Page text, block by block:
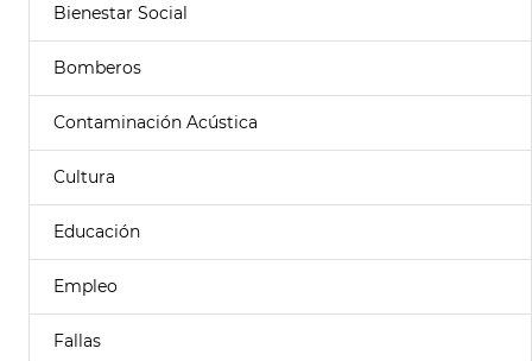
Bienestar Social
Bomberos
Contaminación Acústica
Cultura
Educación
Empleo
Fallas